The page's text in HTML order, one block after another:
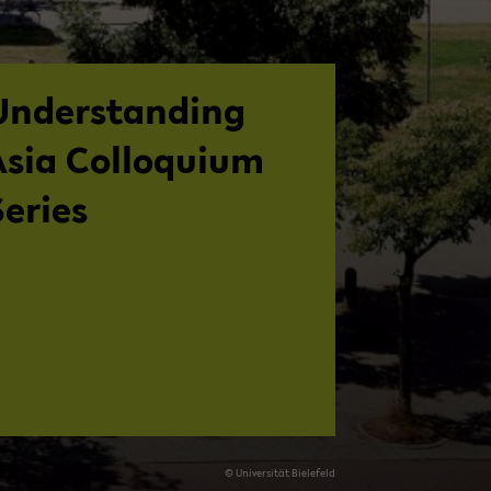
Col­lo­quium
© Uni­ver­sität Biele­feld